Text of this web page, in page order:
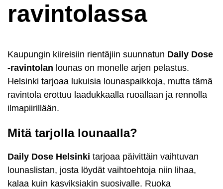
ravintolassa
Kaupungin kiireisiin rientäjiin suunnatun Daily Dose
-ravintolan lounas on monelle arjen pelastus.
Helsinki tarjoaa lukuisia lounaspaikkoja, mutta tämä
ravintola erottuu laadukkaalla ruoallaan ja rennolla
ilmapiirillään.
Mitä tarjolla lounaalla?
Daily Dose Helsinki tarjoaa päivittäin vaihtuvan
lounaslistan, josta löydät vaihtoehtoja niin lihaa,
kalaa kuin kasviksiakin suosivalle. Ruoka